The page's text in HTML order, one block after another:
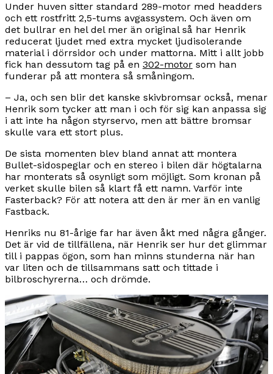
Under huven sitter standard 289-motor med headders
och ett rostfritt 2,5-tums avgassystem. Och även om
det bullrar en hel del mer än original så har Henrik
reducerat ljudet med extra mycket ljudisolerande
material i dörrsidor och under mattorna. Mitt i allt jobb
fick han dessutom tag på en 302-motor som han
funderar på att montera så småningom.
– Ja, och sen blir det kanske skivbromsar också, menar
Henrik som tycker att man i och för sig kan anpassa sig
i att inte ha någon styrservo, men att bättre bromsar
skulle vara ett stort plus.
De sista momenten blev bland annat att montera
Bullet-sidospeglar och en stereo i bilen där högtalarna
har monterats så osynligt som möjligt. Som kronan på
verket skulle bilen så klart få ett namn. Varför inte
Fasterback? För att notera att den är mer än en vanlig
Fastback.
Henriks nu 81-årige far har även åkt med några gånger.
Det är vid de tillfällena, när Henrik ser hur det glimmar
till i pappas ögon, som han minns stunderna när han
var liten och de tillsammans satt och tittade i
bilbroschyrerna… och drömde.